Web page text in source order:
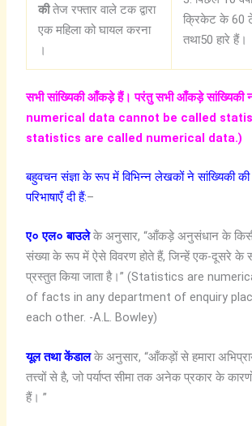
कीतेज रफ्तार वाले टक द्वारा
एक महिला को घायल करना
।
क्रिकेट के 60
तथा50 हारे हैं।
सभी सांख्यिकी आँकड़े हैं। परंतु सभी आँकड़े सांख्यिकी
numerical data cannot be called
statistics are called numerical data.)
बहुवचन संज्ञा के रूप में विभिन्न लेखकों ने सांख्यिकी की
परिभाषाएँ दी हैं:–
ए० एल० बाउलेके अनुसार, “आँकड़े अनुसंधान के किसी
संख्या के रूप में ऐसे विवरण होते हैं, जिन्हें एक-दूसरे के
प्रस्तुत किया जाता है।” (Statistics are
of facts in any department of enquiry
each other. -A.L. Bowley)
यूल तथा केंडालके अनुसार, “आँकड़ों से हमारा
तत्त्वों से है, जो पर्याप्त सीमा तक अनेक प्रकार के
हैं। ”